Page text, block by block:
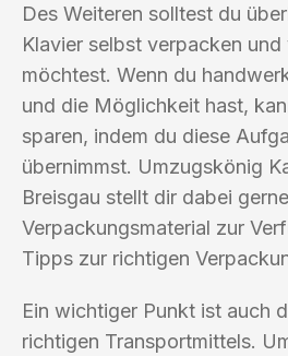
Des Weiteren solltest du
Klavier selbst verpacken
möchtest. Wenn du
und die Möglichkeit hast,
sparen, indem du diese
übernimmst. Umzugskönig
Breisgau stellt dir dabei
Verpackungsmaterial zur
Tipps zur richtigen
Ein wichtiger Punkt ist auch
richtigen Transportmittels.